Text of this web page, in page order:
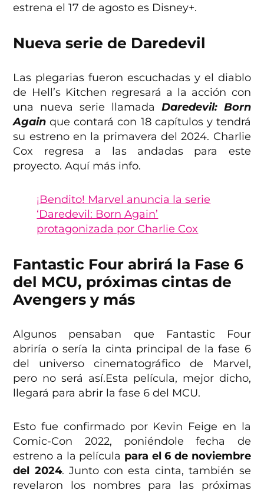
estrena el 17 de agosto es Disney+.
Nueva serie de Daredevil
Las plegarias fueron escuchadas y el diablo
de Hell’s Kitchen regresará a la acción con
una nueva serie llamada Daredevil: Born
Again que contará con 18 capítulos y tendrá
su estreno en la primavera del 2024. Charlie
Cox regresa a las andadas para este
proyecto. Aquí más info.
¡Bendito! Marvel anuncia la serie
‘Daredevil: Born Again’
protagonizada por Charlie Cox
Fantastic Four abrirá la Fase 6
del MCU, próximas cintas de
Avengers y más
Algunos pensaban que Fantastic Four
abriría o sería la cinta principal de la fase 6
del universo cinematográfico de Marvel,
pero no será así.Esta película, mejor dicho,
llegará para abrir la fase 6 del MCU.
Esto fue confirmado por Kevin Feige en la
Comic-Con 2022, poniéndole fecha de
estreno a la película para el 6 de noviembre
del 2024. Junto con esta cinta, también se
revelaron los nombres para las próximas